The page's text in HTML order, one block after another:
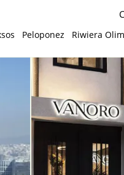
Peloponez
Riwiera